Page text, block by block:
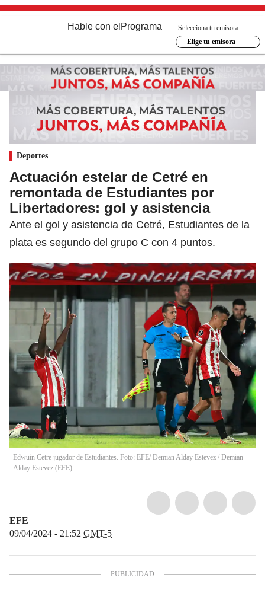
Hable con el Programa
Selecciona tu emisora
Elige tu emisora
Deportes
Actuación estelar de Cetré en
remontada de Estudiantes por
Libertadores: gol y asistencia
Ante el gol y asistencia de Cetré, Estudiantes de la
plata es segundo del grupo C con 4 puntos.
Edwuin Cetre jugador de Estudiantes. Foto: EFE/ Demian Alday Estevez / Demian
Alday Estevez (EFE)
EFE
09/04/2024 - 21:52 GMT-5